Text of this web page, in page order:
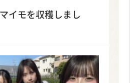
イモを収穫しまし